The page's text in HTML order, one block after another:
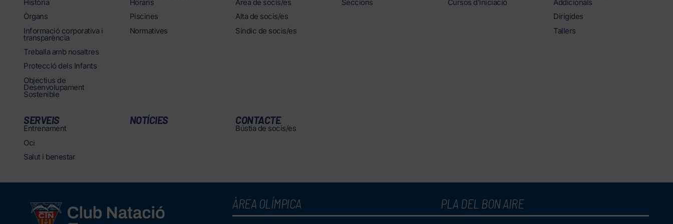
Història
Òrgans
Informació corporativa i
transparència
Treballa amb nosaltres
Protecció dels Infants
Objectius de
Desenvolupament
Sostenible
Horaris
Piscines
Normatives
Àrea de socis/es
Alta de socis/es
Síndic de socis/es
Seccions Cursos d’iniciació
Addicionals
Dirigides
Tallers
SERVEIS
Entrenament
Oci
Salut i benestar
NOTÍCIES CONTACTE
Bústia de socis/es
ÀREA OLÍMPICA PLA DEL BON AIRE